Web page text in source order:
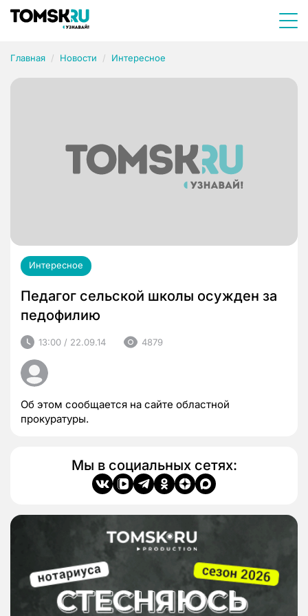
Главная Новости Интересное
Интересное
Педагог сельской школы осужден за
педофилию
13:00 / 22.09.14 4879
Об этом сообщается на сайте областной
прокуратуры.
Мы в социальных сетях: